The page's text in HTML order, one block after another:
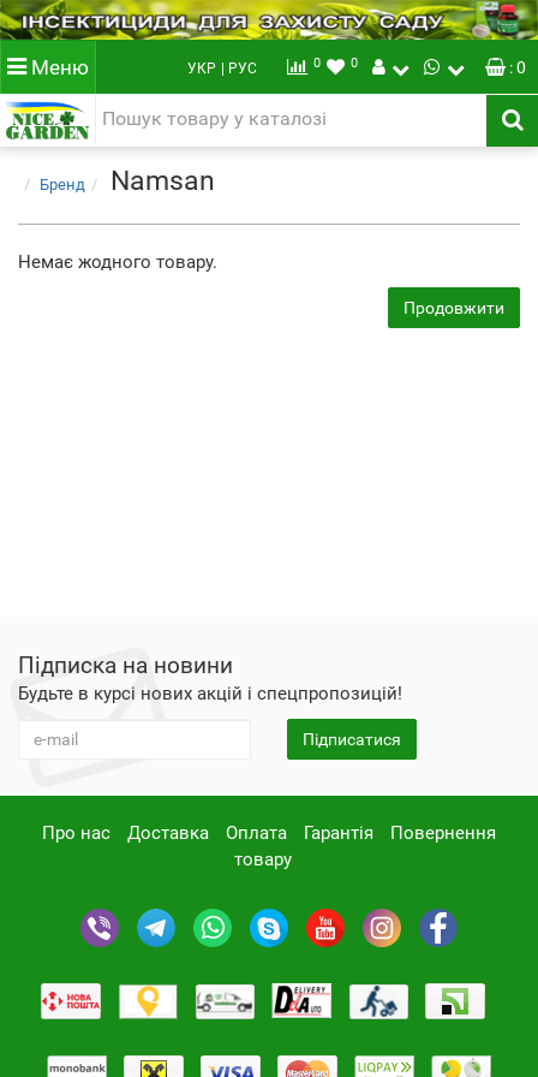
Меню УКР | РУС 0 0 : 0
Бренд Namsan
Немає жодного товару.
Продовжити
Підписка на новини
Будьте в курсі нових акцій і спецпропозицій!
Підписатися
Про нас Доставка Оплата Гарантія
Повернення
товару